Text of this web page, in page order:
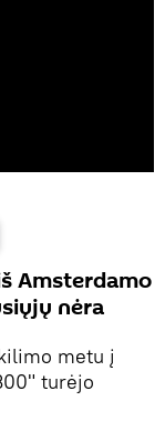
Amsterdamo
nėra
metu į
turėjo